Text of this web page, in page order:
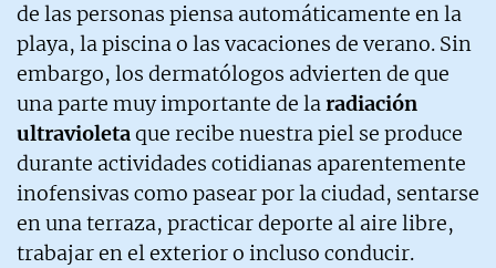
de las personas piensa automáticamente en la
playa, la piscina o las vacaciones de verano. Sin
embargo, los dermatólogos advierten de que
una parte muy importante de laradiación
ultravioletaque recibe nuestra piel se produce
durante actividades cotidianas aparentemente
inofensivas como pasear por la ciudad, sentarse
en una terraza, practicar deporte al aire libre,
trabajar en el exterior o incluso conducir.